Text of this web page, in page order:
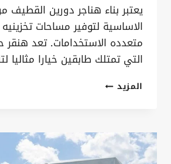
يعتبر بناء هناجر دورين القطيف
الاساسية لتوفير مساحات
متعدده الاستخدامات. تعد
التي تمتلك طابقين خيارا مثاليا
المزيدبناء
القطيف
ت: